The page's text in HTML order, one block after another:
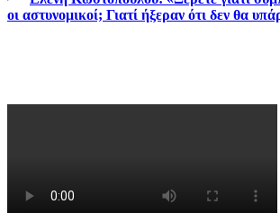
οι αστυνομικοί; Γιατί ήξεραν ότι δεν θα